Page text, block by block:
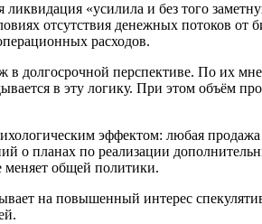
«усилила и без того
отсутствия денежных потоков
расходов.
долгосрочной перспективе. По их
в эту логику. При этом
эффектом: любая
о планах по реализации
меняет общей политики.
на повышенный интерес